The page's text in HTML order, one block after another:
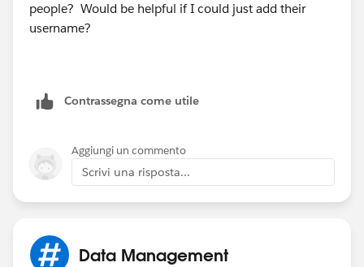
people? Would be helpful if I could just add their
username?
Contrassegna come utile
Aggiungi un commento
Scrivi una risposta...
Data Management